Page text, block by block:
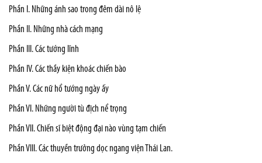
Phần I. Những ánh sao trong đêm dài nô lệ
Phần II. Những nhà cách mạng
Phần III. Các tướng lĩnh
Phần IV. Các thầy kiện khoác chiến bào
Phần V. Các nữ hổ tướng ngày ấy
Phần VI. Những người tù địch nể trọng
Phần VII. Chiến sĩ biệt động đại nào vùng tạm chiến
Phần VIII. Các thuyền trưởng dọc ngang viện Thái Lan.